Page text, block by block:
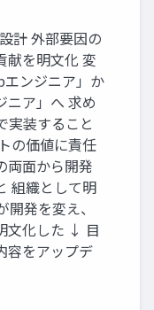
計 外部要因の
献を明⽂化 変
エンジニア」か
ニア」へ 求め
実装すること
の価値に責任
両⾯から開発
組織として明
発を変え、
⽂化した ↓ ⽬
容をアップデ